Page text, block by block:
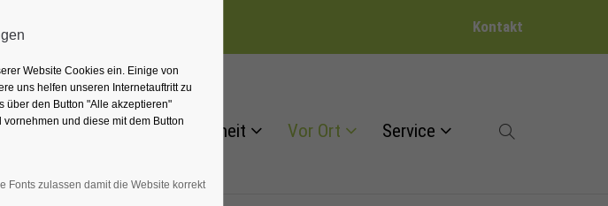
Kontakt
Für Ihre Gesundheit Vor Ort Service
Website Cookies ein. Einige von
uns helfen unseren Internetauftritt zu
über den Button "Alle akzeptieren"
und diese mit dem Button
Fonts zulassen damit die Website korrekt